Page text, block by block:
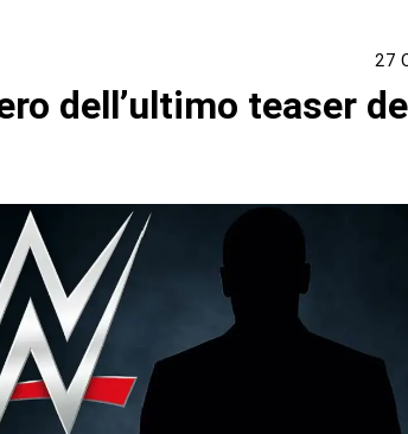
27
dell’ultimo teaser